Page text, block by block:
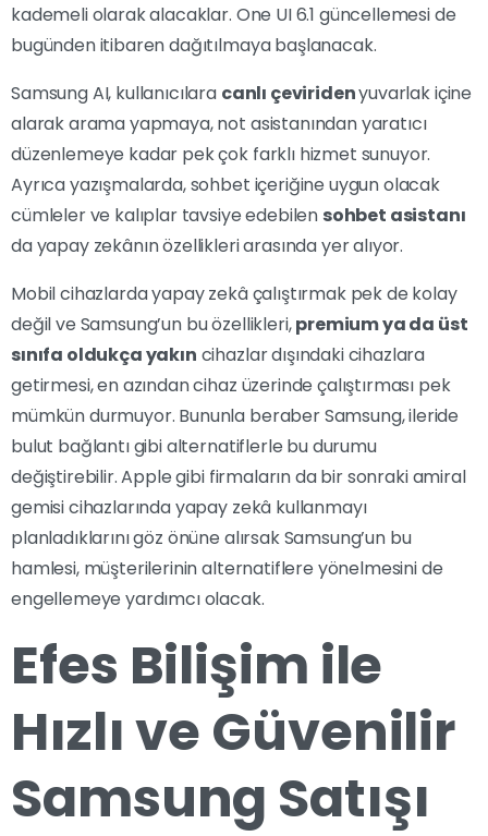
kademeli olarak alacaklar. One UI 6.1 güncellemesi de
bugünden itibaren dağıtılmaya başlanacak.
Samsung AI, kullanıcılara canlı çeviridenyuvarlak içine
alarak arama yapmaya, not asistanından yaratıcı
düzenlemeye kadar pek çok farklı hizmet sunuyor.
Ayrıca yazışmalarda, sohbet içeriğine uygun olacak
cümleler ve kalıplar tavsiye edebilen sohbet asistanı
da yapay zekânın özellikleri arasında yer alıyor.
Mobil cihazlarda yapay zekâ çalıştırmak pek de kolay
değil ve Samsung’un bu özellikleri,premium ya da üst
sınıfa oldukça yakın cihazlar dışındaki cihazlara
getirmesi, en azından cihaz üzerinde çalıştırması pek
mümkün durmuyor. Bununla beraber Samsung, ileride
bulut bağlantı gibi alternatiflerle bu durumu
değiştirebilir. Apple gibi firmaların da bir sonraki amiral
gemisi cihazlarında yapay zekâ kullanmayı
planladıklarını göz önüne alırsak Samsung’un bu
hamlesi, müşterilerinin alternatiflere yönelmesini de
engellemeye yardımcı olacak.
Efes Bilişim ile
Hızlı ve Güvenilir
Samsung Satışı